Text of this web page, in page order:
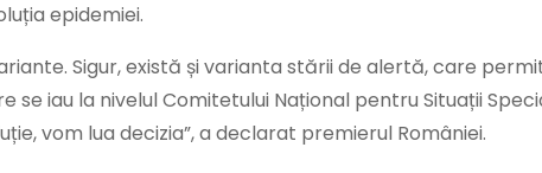
epidemiei.
Sigur, există și varianta stării de alertă, care
iau la nivelul Comitetului Național pentru Situații
vom lua decizia”, a declarat premierul României.